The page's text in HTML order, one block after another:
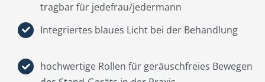
tragbar für jedefrau/jedermann
Integriertes blaues Licht bei der Behandlung
hochwertige Rollen für geräuschfreies Bewegen